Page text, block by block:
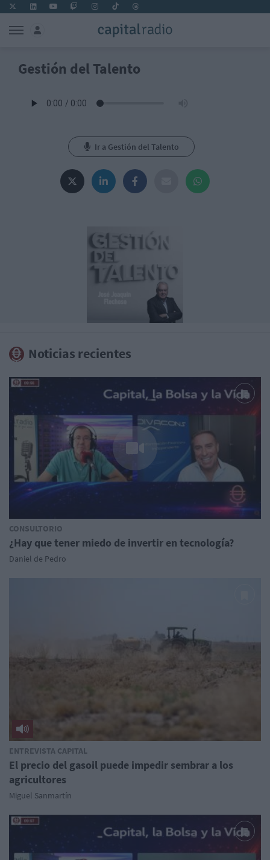
Gestión del Talento
Ir a Gestión del Talento
Noticias recientes
CONSULTORIO
¿Hay que tener miedo de invertir en tecnología?
Daniel de Pedro
ENTREVISTA CAPITAL
El precio del gasoil puede impedir sembrar a los
agricultores
Miguel Sanmartín